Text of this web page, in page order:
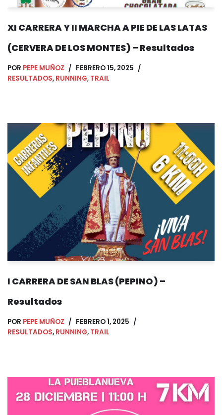
XI CARRERA Y II MARCHA A PIE DE LAS LATAS
(CERVERA DE LOS MONTES) – Resultados
POR PEPE MUÑOZ
FEBRERO 15, 2025
RESULTADOS, RUNNING, TRAIL
I CARRERA DE SAN BLAS (PEPINO) –
Resultados
POR PEPE MUÑOZ
FEBRERO 1, 2025
RESULTADOS, RUNNING, TRAIL